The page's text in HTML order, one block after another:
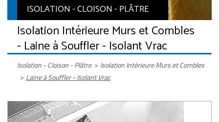
ISOLATION - CLOISON - PLÂTRE
Isolation Intérieure Murs et Combles
- Laine à Souffler - Isolant Vrac
Isolation - Cloison - Plâtre > Isolation Intérieure Murs et Combles
> Laine à Souffler - Isolant Vrac